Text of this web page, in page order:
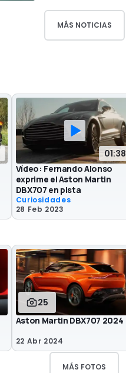
MÁS NOTICIAS
01:38
Vídeo: Fernando Alonso
exprime el Aston Martin
DBX707 en pista
Curiosidades
28 Feb 2023
25
Aston Martin DBX707 2024
22 Abr 2024
MÁS FOTOS